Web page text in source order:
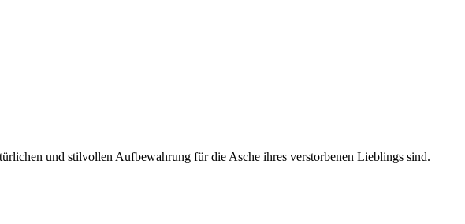
und stilvollen Aufbewahrung für die Asche ihres verstorbenen Lieblings sind.